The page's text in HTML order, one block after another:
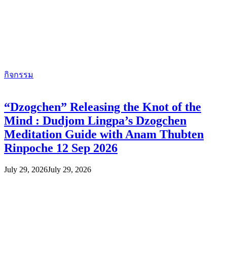
กิจกรรม
“Dzogchen” Releasing the Knot of the
Mind : Dudjom Lingpa’s Dzogchen
Meditation Guide with Anam Thubten
Rinpoche 12 Sep 2026
July 29, 2026July 29, 2026